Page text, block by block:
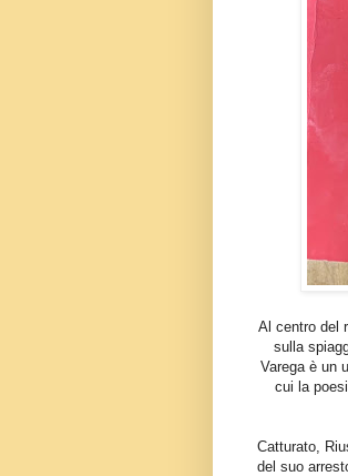
Al centro del
sulla
Varega è un
cui la
Catturato,
del suo